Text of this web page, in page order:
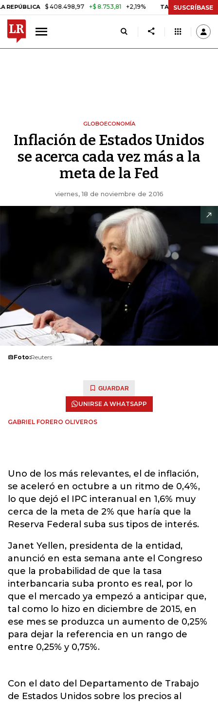
$ 408.498,97 +$ 8.753,81 +2,19% TASA DE USURA CRÉDITO
SUSCRÍBASE
GLOBOECONOMÍA
Inflación de Estados Unidos
se acerca cada vez más a la
meta de la Fed
viernes, 18 de noviembre de 2016
Foto:Reuters
GUARDAR
UNIRSE A WHATSAPP
GABRIEL FORERO OLIVEROS
Uno de los más relevantes, el de inflación,
se aceleró en octubre a un ritmo de 0,4%,
lo que dejó el IPC interanual en 1,6% muy
cerca de la meta de 2% que haría que la
Reserva Federal suba sus tipos de interés.
Janet Yellen, presidenta de la entidad,
anunció en esta semana ante el Congreso
que la probabilidad de que la tasa
interbancaria suba pronto es real, por lo
que el mercado ya empezó a anticipar que,
tal como lo hizo en diciembre de 2015, en
ese mes se produzca un aumento de 0,25%
para dejar la referencia en un rango de
entre 0,25% y 0,75%.
Con el dato del Departamento de Trabajo
de Estados Unidos sobre los precios al